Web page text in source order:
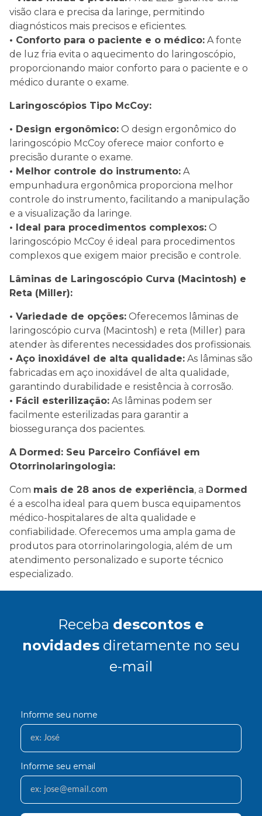
visão clara e precisa da laringe, permitindo
diagnósticos mais precisos e eficientes.
• Conforto para o paciente e o médico: A fonte
de luz fria evita o aquecimento do laringoscópio,
proporcionando maior conforto para o paciente e o
médico durante o exame.
Laringoscópios Tipo McCoy:
• Design ergonômico: O design ergonômico do
laringoscópio McCoy oferece maior conforto e
precisão durante o exame.
• Melhor controle do instrumento: A
empunhadura ergonômica proporciona melhor
controle do instrumento, facilitando a manipulação
e a visualização da laringe.
• Ideal para procedimentos complexos: O
laringoscópio McCoy é ideal para procedimentos
complexos que exigem maior precisão e controle.
Lâminas de Laringoscópio Curva (Macintosh) e
Reta (Miller):
• Variedade de opções: Oferecemos lâminas de
laringoscópio curva (Macintosh) e reta (Miller) para
atender às diferentes necessidades dos profissionais.
• Aço inoxidável de alta qualidade: As lâminas são
fabricadas em aço inoxidável de alta qualidade,
garantindo durabilidade e resistência à corrosão.
• Fácil esterilização: As lâminas podem ser
facilmente esterilizadas para garantir a
biossegurança dos pacientes.
A Dormed: Seu Parceiro Confiável em
Otorrinolaringologia:
Com mais de 28 anos de experiência, a Dormed
é a escolha ideal para quem busca equipamentos
médico-hospitalares de alta qualidade e
confiabilidade. Oferecemos uma ampla gama de
produtos para otorrinolaringologia, além de um
atendimento personalizado e suporte técnico
especializado.
Receba descontos e
novidades diretamente no seu
e-mail
Informe seu nome
Informe seu email